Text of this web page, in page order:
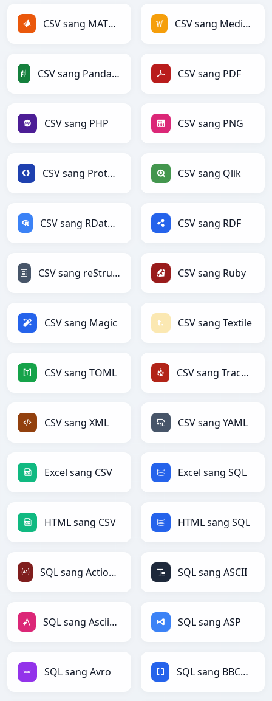
CSV sang MATLAB CSV sang MediaWiki
CSV sang PandasDataFrame CSV sang PDF
CSV sang PHP CSV sang PNG
CSV sang Protobuf CSV sang Qlik
CSV sang RDataFrame CSV sang RDF
CSV sang reStructuredText CSV sang Ruby
CSV sang Magic CSV sang Textile
CSV sang TOML CSV sang TracWiki
CSV sang XML CSV sang YAML
Excel sang CSV Excel sang SQL
HTML sang CSV HTML sang SQL
SQL sang ActionScript SQL sang ASCII
SQL sang AsciiDoc SQL sang ASP
SQL sang Avro SQL sang BBCode